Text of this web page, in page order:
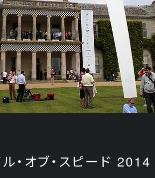
ル・オブ・スピード